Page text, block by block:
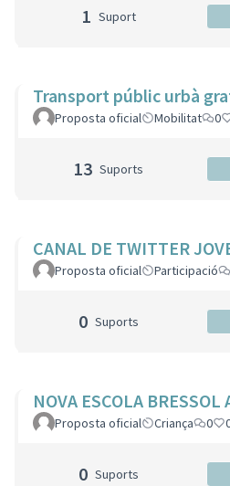
1 Suport
Transport públic urbà
Proposta oficial Mobilitat 0
13 Suports
CANAL DE TWITTER
Proposta oficial Participació
0 Suports
NOVA ESCOLA BRESSOL
Proposta oficial Criança 0
0 Suports